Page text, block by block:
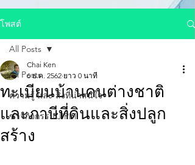
โพสต์
All Posts
ความรู้ และ สิ่งที่น่าสนใจ
ข่าวกิจกรรม JIPM
All Posts
ทะเบียนบ้านคนต่างชาติ
และภาษีที่ดินและสิ่งปลูก
สร้าง
Chai Ken
6 ธ.ค. 2562 ยาว 0 นาที